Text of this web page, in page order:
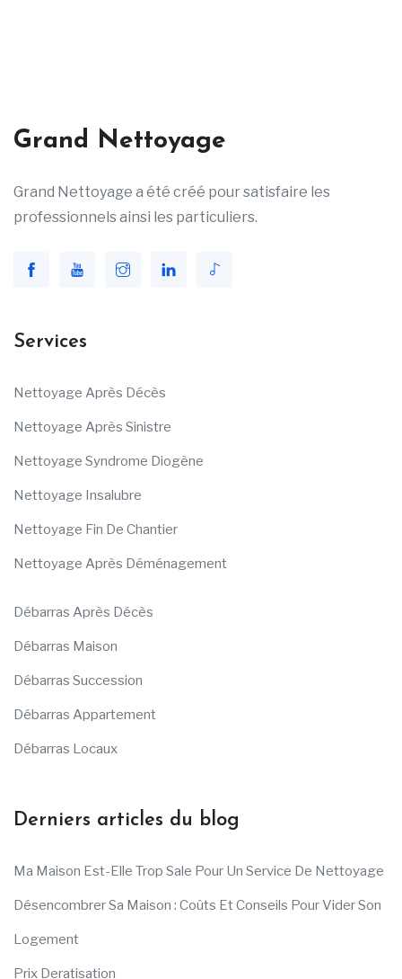
Grand Nettoyage
Grand Nettoyage a été créé pour satisfaire les
professionnels ainsi les particuliers.
Services
Nettoyage Après Décès
Nettoyage Après Sinistre
Nettoyage Syndrome Diogène
Nettoyage Insalubre
Nettoyage Fin De Chantier
Nettoyage Après Déménagement
Débarras Après Décès
Débarras Maison
Débarras Succession
Débarras Appartement
Débarras Locaux
Derniers articles du blog
Ma Maison Est-Elle Trop Sale Pour Un Service De Nettoyage
Désencombrer Sa Maison : Coûts Et Conseils Pour Vider Son
Logement
Prix Deratisation